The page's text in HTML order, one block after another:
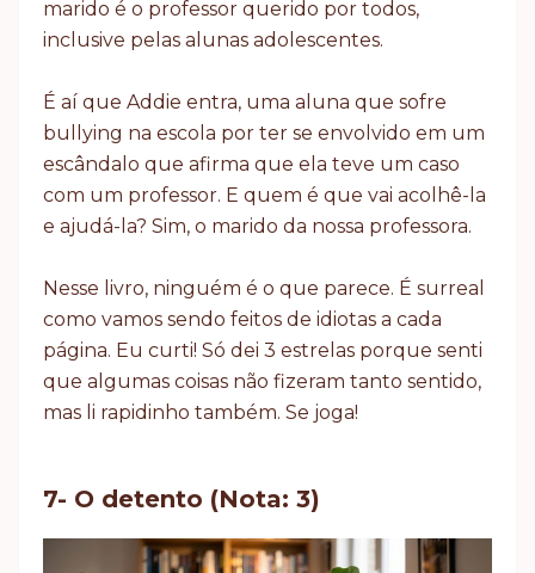
marido é o professor querido por todos,
inclusive pelas alunas adolescentes.
É aí que Addie entra, uma aluna que sofre
bullying na escola por ter se envolvido em um
escândalo que afirma que ela teve um caso
com um professor. E quem é que vai acolhê-la
e ajudá-la? Sim, o marido da nossa professora.
Nesse livro, ninguém é o que parece. É surreal
como vamos sendo feitos de idiotas a cada
página. Eu curti! Só dei 3 estrelas porque senti
que algumas coisas não fizeram tanto sentido,
mas li rapidinho também. Se joga!
7- O detento (Nota: 3)